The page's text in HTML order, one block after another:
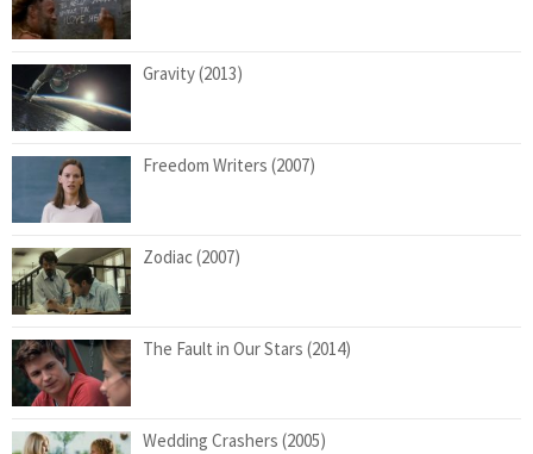
Gravity (2013)
Freedom Writers (2007)
Zodiac (2007)
The Fault in Our Stars (2014)
Wedding Crashers (2005)